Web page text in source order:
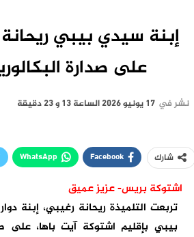
إبنة سيدي بيبي
على صدارة
نشر في 17 يونيو 2026 الساعة 13 و 23 دقيقة
شارك Facebook
WhatsApp
اشتوكة بريس- عزيز عميق
تربعت التلميذة ريحانة رغيبي، إبنة
بيبي بإقليم اشتوكة آيت باها، على